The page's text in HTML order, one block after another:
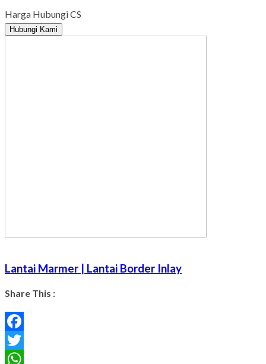
Harga Hubungi CS
Hubungi Kami
Lantai Marmer | Lantai Border Inlay
Share This :
Facebook
Twitter